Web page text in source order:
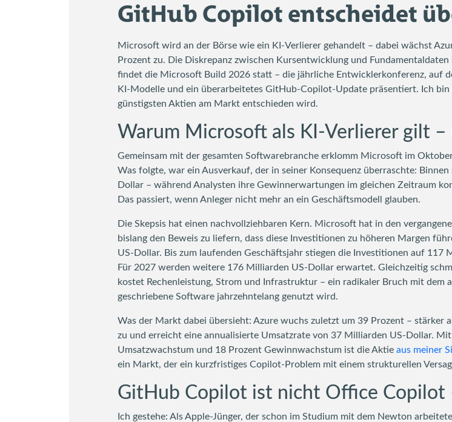
GitHub Copilot entscheidet
Microsoft wird an der Börse wie ein KI-Verlierer gehandelt – dabei wächst
Prozent zu. Die Diskrepanz zwischen Kursentwicklung und
findet die Microsoft Build 2026 statt – die jährliche Entwicklerkonferenz, auf
KI-Modelle und ein überarbeitetes GitHub-Copilot-Update präsentiert. Ich
günstigsten Aktien am Markt entschieden wird.
Warum Microsoft als KI-Verlierer gilt –
Gemeinsam mit der gesamten Softwarebranche erklomm Microsoft im
Was folgte, war ein Ausverkauf, der in seiner Konsequenz überraschte:
Dollar – während Analysten ihre Gewinnerwartungen im gleichen Zeitraum
Das passiert, wenn Anleger nicht mehr an ein Geschäftsmodell glauben.
Die Skepsis hat einen nachvollziehbaren Kern. Microsoft hat in den
bislang den Beweis zu liefern, dass diese Investitionen zu höheren Margen
US-Dollar. Bis zum laufenden Geschäftsjahr stiegen die Investitionen auf 117
Für 2027 werden weitere 176 Milliarden US-Dollar erwartet. Gleichzeitig
kostet Rechenleistung, Strom und Infrastruktur – ein radikaler Bruch mit dem
geschriebene Software jahrzehntelang genutzt wird.
Was der Markt dabei übersieht: Azure wuchs zuletzt um 39 Prozent –
zu und erreicht eine annualisierte Umsatzrate von 37 Milliarden US-Dollar.
Umsatzwachstum und 18 Prozent Gewinnwachstum ist die Aktie aus meiner
ein Markt, der ein kurzfristiges Copilot-Problem mit einem strukturellen
GitHub Copilot ist nicht Office Copilot
Ich gestehe: Als Apple-Jünger, der schon im Studium mit dem Newton